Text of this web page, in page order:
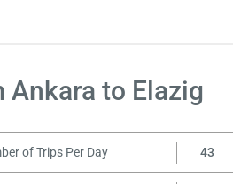
to Elazig
of Trips Per Day 43